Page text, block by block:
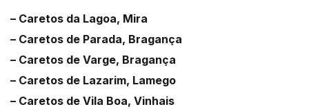
– Caretos da Lagoa, Mira
– Caretos de Parada, Bragança
– Caretos de Varge, Bragança
– Caretos de Lazarim, Lamego
– Caretos de Vila Boa, Vinhais